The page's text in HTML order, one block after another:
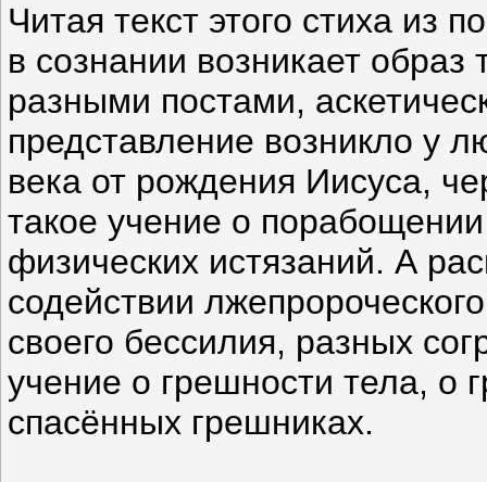
Читая текст этого стиха из
в сознании возникает образ
разными постами,
представление возникло у
века от рождения Иисуса,
такое учение о
физических истязаний. А
содействии
своего бессилия, разных
учение о грешности тела, о
спасённых грешниках.